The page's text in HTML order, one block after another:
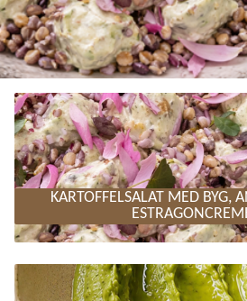
KARTOFFELSALAT MED BYG,